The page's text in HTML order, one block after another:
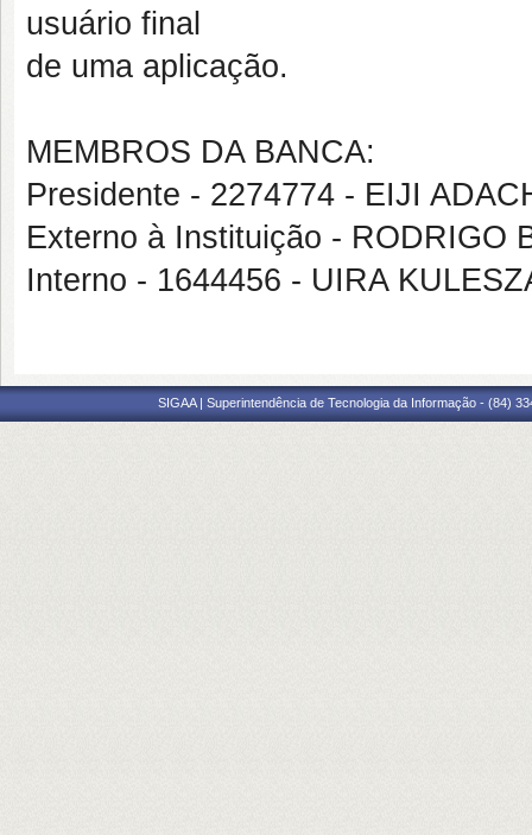
usuário final
de uma aplicação.
MEMBROS DA BANCA:
Presidente - 2274774 - EIJI
Externo à Instituição - RODRIGO
Interno - 1644456 - UIRA
SIGAA | Superintendência de Tecnologia da Informação - (84)